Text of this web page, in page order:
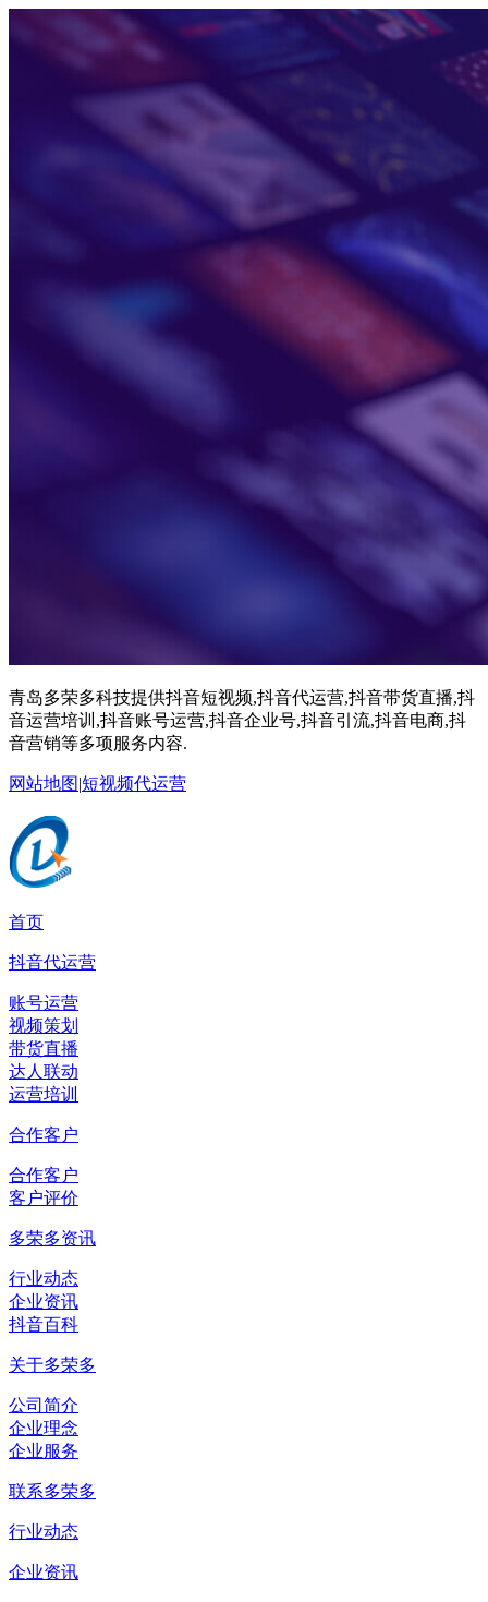
青岛多荣多科技提供抖音短视频,抖音代运营,抖音带货直播,抖
音运营培训,抖音账号运营,抖音企业号,抖音引流,抖音电商,抖
音营销等多项服务内容.
网站地图|短视频代运营
首页
抖音代运营
账号运营
视频策划
带货直播
达人联动
运营培训
合作客户
合作客户
客户评价
多荣多资讯
行业动态
企业资讯
抖音百科
关于多荣多
公司简介
企业理念
企业服务
联系多荣多
行业动态
企业资讯